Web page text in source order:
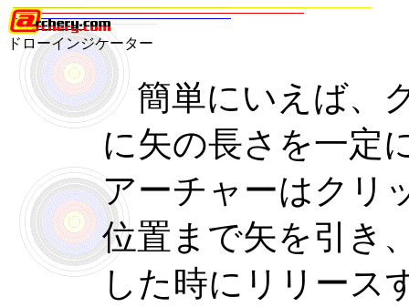
ドローインジケーター
簡単にいえば、
に矢の長さを一定
アーチャーはクリ
位置まで矢を引き
した時にリリース